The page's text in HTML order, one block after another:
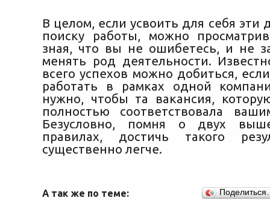
В целом, если усвоить для себя эти
поиску работы, можно
зная, что вы не ошибетесь, и не
менять род деятельности.
всего успехов можно добиться,
работать в рамках одной
нужно, чтобы та вакансия,
полностью соответствовала
Безусловно, помня о двух
правилах, достичь такого
существенно легче.
А так же по теме: